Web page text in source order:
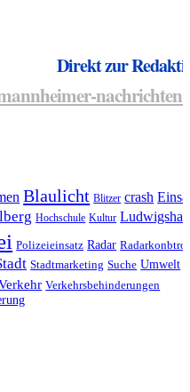
Direkt zur
Blaulicht Blitzer crash
Hochschule Kultur
Polizeieinsatz Radar
Stadtmarketing Suche Umwelt
Verkehrsbehinderungen